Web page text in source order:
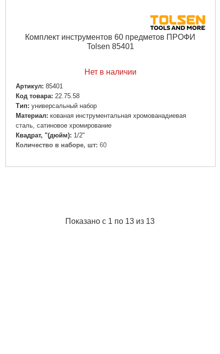
Комплект инструментов 60 предметов ПРОФИ
Tolsen 85401
Нет в наличии
Артикул: 85401
Код товара: 22.75.58
Тип: универсальный набор
Материал: кованая инструментальная хромованадиевая
сталь, сатиновое хромирование
Квадрат, "(дюйм): 1/2"
Количество в наборе, шт: 60
Подробнее...
Показано с 1 по 13 из 13